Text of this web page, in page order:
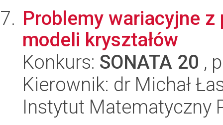
Problemy wariacyjne
modeli kryształów
Konkurs: SONATA 20 ,
Kierownik: dr Michał
Instytut Matematyczny